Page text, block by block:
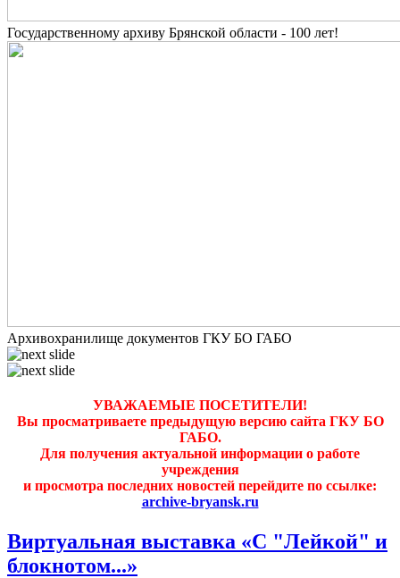
Государственному архиву Брянской области - 100 лет!
Архивохранилище документов ГКУ БО ГАБО
УВАЖАЕМЫЕ ПОСЕТИТЕЛИ!
Вы просматриваете предыдущую версию сайта ГКУ БО
ГАБО.
Для получения актуальной информации о работе
учреждения
и просмотра последних новостей перейдите по ссылке:
archive-bryansk.ru
Виртуальная выставка «С "Лейкой" и
блокнотом...»